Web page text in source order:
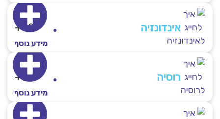
אינדונזיה 62+
מידע נוסף
רוסיה​ 7+
מידע נוסף